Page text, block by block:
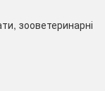
зооветеринарні